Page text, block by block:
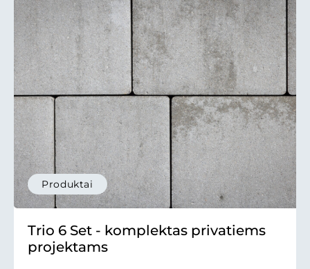
Produktai
Trio 6 Set - komplektas privatiems
projektams